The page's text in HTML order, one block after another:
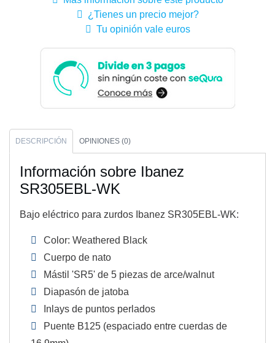
¿Tienes un precio mejor?
Tu opinión vale euros
DESCRIPCIÓN OPINIONES (0)
Información sobre Ibanez
SR305EBL-WK
Bajo eléctrico para zurdos Ibanez SR305EBL-WK:
Color: Weathered Black
Cuerpo de nato
Mástil 'SR5' de 5 piezas de arce/walnut
Diapasón de jatoba
Inlays de puntos perlados
Puente B125 (espaciado entre cuerdas de